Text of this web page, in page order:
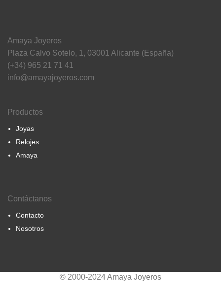
Amaya Joyeros
Plaza Calvo Sotelo, 1, 03001 Alicante (España)
(+34) 965 21 71 41
info@amayajoyeros.com
Productos
Joyas
Relojes
Amaya
Contáctanos
Contacto
Nosotros
© 2000-2024 Amaya Joyeros